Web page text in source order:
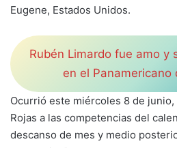
Eugene, Estados Unidos.
Rubén Limardo fue amo y
en el Panamericano
Ocurrió este miércoles 8 de
Rojas a las competencias del
descanso de mes y medio